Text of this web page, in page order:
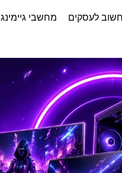
לעסקים מחשבי גיימינג